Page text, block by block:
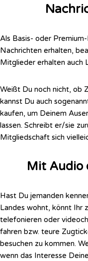
Als Basis- oder
Nachrichten erhalten,
Mitglieder erhalten auch
Weißt Du noch nicht, ob
kannst Du auch
kaufen, um Deinem
lassen. Schreibt er/sie
Mitgliedschaft sich
Mit Audio
Hast Du jemanden
Landes wohnt, könnt Ihr
telefonieren oder
fahren bzw. teure
besuchen zu kommen.
wenn das Interesse